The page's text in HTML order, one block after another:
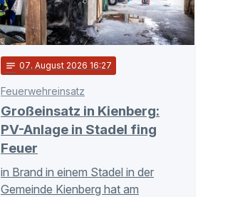
notes 07. August 2026 16:27
Feuerwehreinsatz
Großeinsatz in Kienberg:
PV-Anlage in Stadel fing
Feuer
in Brand in einem Stadel in der
Gemeinde Kienberg hat am